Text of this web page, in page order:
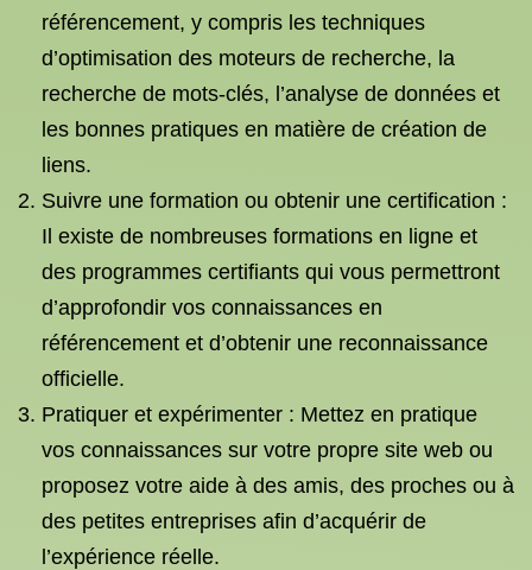
référencement, y compris les techniques
d’optimisation des moteurs de recherche, la
recherche de mots-clés, l’analyse de données et
les bonnes pratiques en matière de création de
liens.
Suivre une formation ou obtenir une certification :
Il existe de nombreuses formations en ligne et
des programmes certifiants qui vous permettront
d’approfondir vos connaissances en
référencement et d’obtenir une reconnaissance
officielle.
Pratiquer et expérimenter : Mettez en pratique
vos connaissances sur votre propre site web ou
proposez votre aide à des amis, des proches ou à
des petites entreprises afin d’acquérir de
l’expérience réelle.